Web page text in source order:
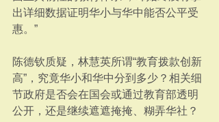
出详细数据证明华小与华中能否公平受
惠。”
陈德钦质疑，林慧英所谓“教育拨款创新
高”，究竟华小和华中分到多少？相关细
节政府是否会在国会或通过教育部透明
公开，还是继续遮遮掩掩、糊弄华社？